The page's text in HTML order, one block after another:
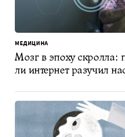
МЕДИЦИНА
Мозг в эпоху скролла:
ли интернет разучил